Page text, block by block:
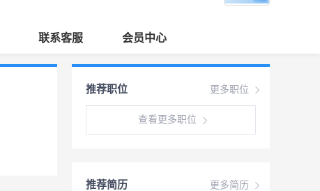
联系客服 会员中心
更多职位
推荐职位
查看更多职位
更多简历
推荐简历